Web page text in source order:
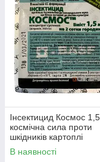
Інсектицид Космос
космічна сила проти
шкідників картоплі
(колорадський жук,
В наявності